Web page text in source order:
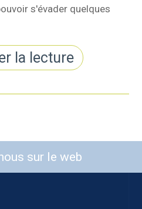
s'évader quelques
la lecture
sur le web